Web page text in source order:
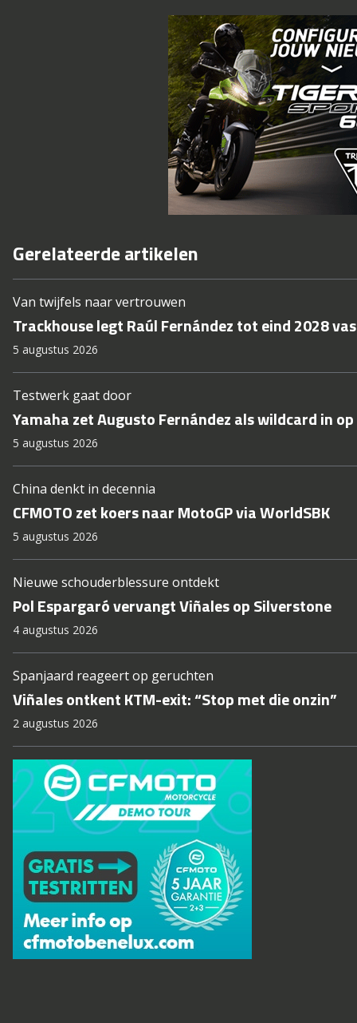
Gerelateerde artikelen
Van twijfels naar vertrouwen
Trackhouse legt Raúl Fernández tot eind 2028
5 augustus 2026
Testwerk gaat door
Yamaha zet Augusto Fernández als wildcard in
5 augustus 2026
China denkt in decennia
CFMOTO zet koers naar MotoGP via WorldSBK
5 augustus 2026
Nieuwe schouderblessure ontdekt
Pol Espargaró vervangt Viñales op Silverstone
4 augustus 2026
Spanjaard reageert op geruchten
Viñales ontkent KTM-exit: “Stop met die onzin”
2 augustus 2026